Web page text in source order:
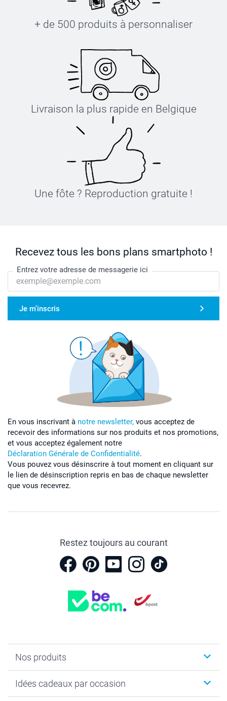
+ de 500 produits à personnaliser
Livraison la plus rapide en Belgique
Une fôte ? Reproduction gratuite !
Recevez tous les bons plans smartphoto !
Entrez votre adresse de messagerie ici
Je m'inscris
En vous inscrivant à notre newsletter, vous acceptez de
recevoir des informations sur nos produits et nos promotions,
et vous acceptez également notre
Déclaration Générale de Confidentialité.
Vous pouvez vous désinscrire à tout moment en cliquant sur
le lien de désinscription repris en bas de chaque newsletter
que vous recevrez.
Restez toujours au courant
Nos produits
Cadeaux photo
Idées cadeaux par occasion